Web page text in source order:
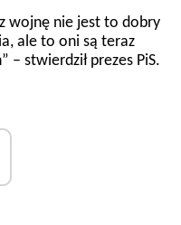
wojnę nie jest to dobry
ale to oni są teraz
stwierdził prezes PiS.